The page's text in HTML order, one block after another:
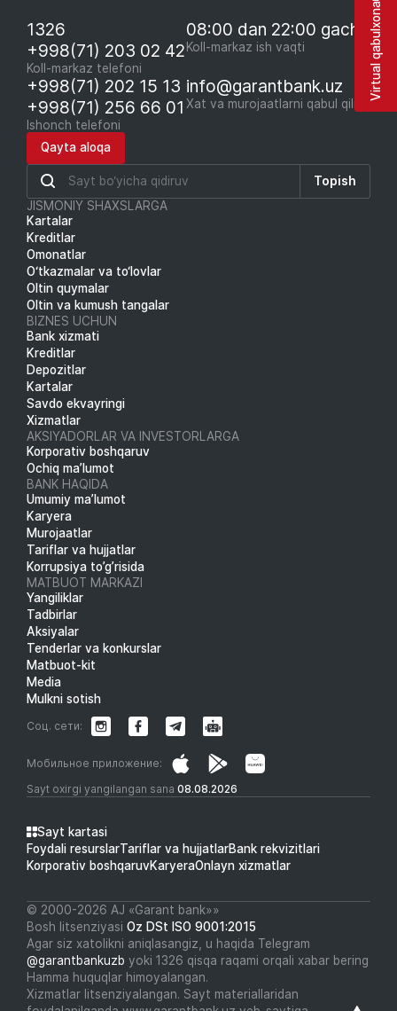
1326
+998(71) 203 02 42
Koll-markaz telefoni
08:00 dan 22:00 gacha
Koll-markaz ish vaqti
+998(71) 202 15 13
+998(71) 256 66 01
Ishonch telefoni
info@garantbank.uz
Xat va murojaatlarni qabul qilish
Qayta aloqa
Topish
JISMONIY SHAXSLARGA
Kartalar
Kreditlar
Omonatlar
O‘tkazmalar va to‘lovlar
Oltin quymalar
Oltin va kumush tangalar
BIZNES UCHUN
Bank xizmati
Kreditlar
Depozitlar
Kartalar
Savdo ekvayringi
Xizmatlar
AKSIYADORLAR VA INVESTORLARGA
Korporativ boshqaruv
Ochiq ma’lumot
BANK HAQIDA
Umumiy ma’lumot
Karyera
Murojaatlar
Tariflar va hujjatlar
Korrupsiya to’g’risida
MATBUOT MARKAZI
Yangiliklar
Tadbirlar
Aksiyalar
Tenderlar va konkurslar
Matbuot-kit
Media
Mulkni sotish
Sayt oxirgi yangilangan sana 08.08.2026
Мобильное приложение:
Соц. сети:
Sayt kartasi
Foydali resurslarTariflar va hujjatlarBank rekvizitlari
Korporativ boshqaruvKaryeraOnlayn xizmatlar
© 2000-2026 АJ «Garant bank»»
Bosh litsenziyasi Oz DSt ISO 9001:2015
Agar siz xatolikni aniqlasangiz, u haqida Telegram
@garantbankuzb yoki 1326 qisqa raqami orqali xabar bering
Hamma huquqlar himoyalangan.
Xizmatlar litsenziyalangan. Sayt materiallaridan
Virtual qabulxona